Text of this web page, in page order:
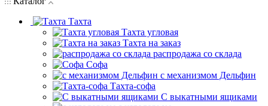
Тахта
Тахта угловая
Тахта на заказ
распродажа со склада
Софа
с механизмом Дельфин
Тахта-софа
С выкатными ящиками